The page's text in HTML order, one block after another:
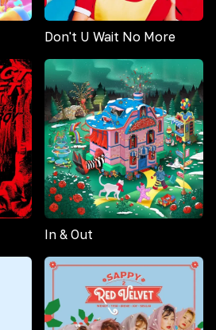
Don't U Wait No More
In & Out